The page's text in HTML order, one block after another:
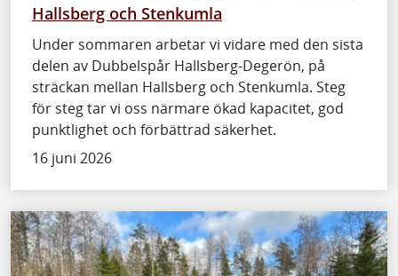
Hallsberg och Stenkumla
Under sommaren arbetar vi vidare med den sista
delen av Dubbelspår Hallsberg-Degerön, på
sträckan mellan Hallsberg och Stenkumla. Steg
för steg tar vi oss närmare ökad kapacitet, god
punktlighet och förbättrad säkerhet.
16 juni 2026